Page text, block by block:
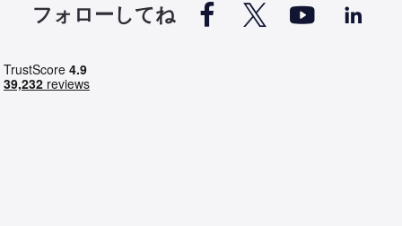
フォローしてね    